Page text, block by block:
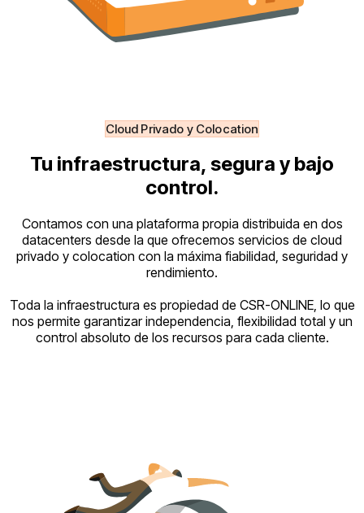
Cloud Privado y Colocation
Tu infraestructura, segura y bajo
control.
Contamos con una plataforma propia distribuida en dos
datacenters desde la que ofrecemos servicios de cloud
privado y colocation con la máxima fiabilidad, seguridad y
rendimiento.
Toda la infraestructura es propiedad de CSR-ONLINE, lo que
nos permite garantizar independencia, flexibilidad total y un
control absoluto de los recursos para cada cliente.